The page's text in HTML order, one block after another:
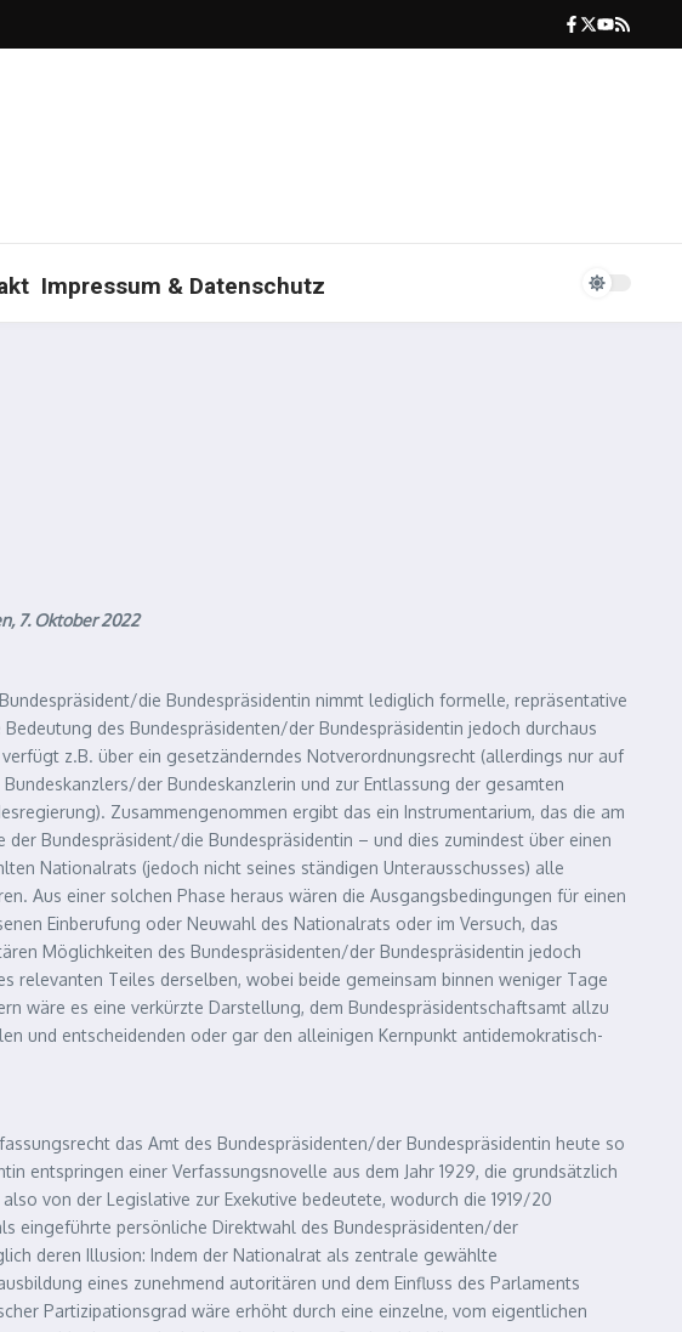
Impressum & Datenschutz
7. Oktober 2022
die Bundespräsidentin nimmt lediglich formelle, repräsentative
des Bundespräsidenten/der Bundespräsidentin jedoch durchaus
z.B. über ein gesetzänderndes Notverordnungsrecht (allerdings nur auf
der Bundeskanzlerin und zur Entlassung der gesamten
Zusammengenommen ergibt das ein Instrumentarium, das die am
Bundespräsident/die Bundespräsidentin – und dies zumindest über einen
Nationalrats (jedoch nicht seines ständigen Unterausschusses) alle
Aus einer solchen Phase heraus wären die Ausgangsbedingungen für einen
Einberufung oder Neuwahl des Nationalrats oder im Versuch, das
Möglichkeiten des Bundespräsidenten/der Bundespräsidentin jedoch
relevanten Teiles derselben, wobei beide gemeinsam binnen weniger Tage
wäre es eine verkürzte Darstellung, dem Bundespräsidentschaftsamt allzu
und entscheidenden oder gar den alleinigen Kernpunkt antidemokratisch-
das Amt des Bundespräsidenten/der Bundespräsidentin heute so
entspringen einer Verfassungsnovelle aus dem Jahr 1929, die grundsätzlich
von der Legislative zur Exekutive bedeutete, wodurch die 1919/20
eingeführte persönliche Direktwahl des Bundespräsidenten/der
deren Illusion: Indem der Nationalrat als zentrale gewählte
eines zunehmend autoritären und dem Einfluss des Parlaments
Partizipationsgrad wäre erhöht durch eine einzelne, vom eigentlichen